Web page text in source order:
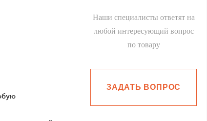
Наши специалисты ответят на
любой интересующий вопрос
по товару
ЗАДАТЬ ВОПРОС